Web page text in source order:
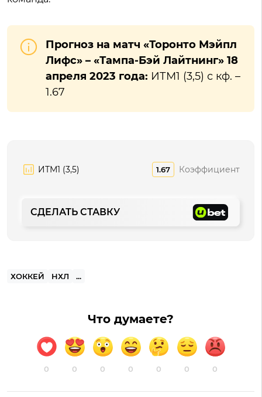
Прогноз на матч «Торонто Мэйпл
Лифс» – «Тампа-Бэй Лайтнинг» 18
апреля 2023 года: ИТМ1 (3,5) с кф. –
1.67
ИТМ1 (3,5) 1.67 Коэффициент
СДЕЛАТЬ СТАВКУ
ХОККЕЙ НХЛ ...
Что думаете?
0 0 0 0 0 0 0